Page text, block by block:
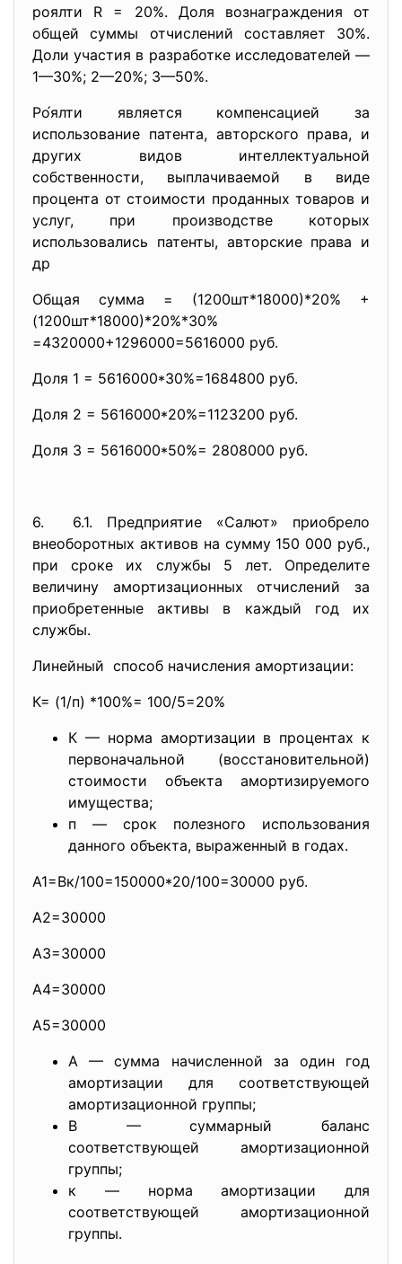
роялти R = 20%. Доля вознаграждения от
общей суммы отчислений составляет 30%.
Доли участия в разработке исследователей —
1—30%; 2—20%; 3—50%.
Ро́ялти является компенсацией за
использование патента, авторского права, и
других видов интеллектуальной
собственности, выплачиваемой в виде
процента от стоимости проданных товаров и
услуг, при производстве которых
использовались патенты, авторские права и
др
Общая сумма = (1200шт*18000)*20% +
(1200шт*18000)*20%*30%
=4320000+1296000=5616000 руб.
Доля 1 = 5616000*30%=1684800 руб.
Доля 2 = 5616000*20%=1123200 руб.
Доля 3 = 5616000*50%= 2808000 руб.
6. 6.1. Предприятие «Салют» приобрело
внеоборотных активов на сумму 150 000 руб.,
при сроке их службы 5 лет. Определите
величину амортизационных отчислений за
приобретенные активы в каждый год их
службы.
Линейный способ начисления амортизации:
К= (1/п) *100%= 100/5=20%
К — норма амортизации в процентах к
первоначальной (восстановительной)
стоимости объекта амортизируемого
имущества;
п — срок полезного использования
данного объекта, выраженный в годах.
А1=Вк/100=150000*20/100=30000 руб.
А2=30000
А3=30000
А4=30000
А5=30000
А — сумма начисленной за один год
амортизации для соответствующей
амортизационной группы;
В — суммарный баланс
соответствующей амортизационной
группы;
к — норма амортизации для
соответствующей амортизационной
группы.